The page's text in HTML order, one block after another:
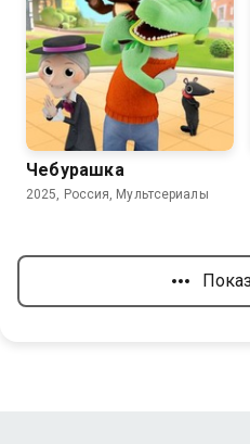
8.4 3.7
Чебурашка
2025, Россия, Мультсериалы